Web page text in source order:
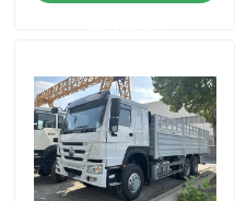
Produits
Vidéos